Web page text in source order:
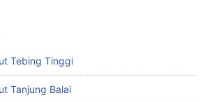
Tebing Tinggi
Tanjung Balai